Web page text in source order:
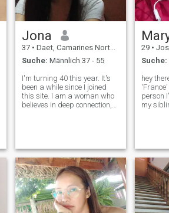
Jona
37 • Daet, Camarines Norte, Philippinen
Suche: Männlich 37 - 55
I'm turning 40 this year. It's
been a while since I joined
this site. I am a woman who
believes in deep connection,
better when it's share
29 • Jose
Suche:
hey
person
my
it's
going